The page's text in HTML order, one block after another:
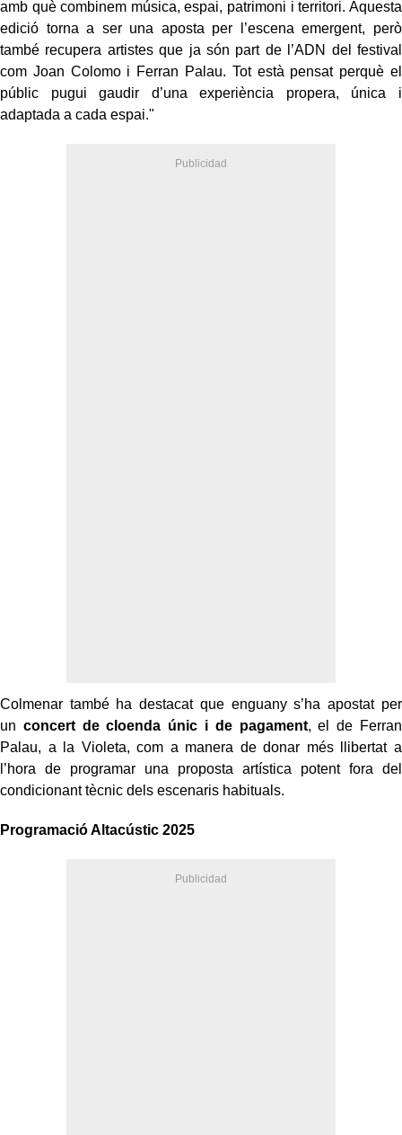
amb què combinem música, espai, patrimoni i territori. Aquesta
edició torna a ser una aposta per l’escena emergent, però
també recupera artistes que ja són part de l’ADN del festival
com Joan Colomo i Ferran Palau. Tot està pensat perquè el
públic pugui gaudir d’una experiència propera, única i
adaptada a cada espai."
Colmenar també ha destacat que enguany s’ha apostat per
un concert de cloenda únic i de pagament, el de Ferran
Palau, a la Violeta, com a manera de donar més llibertat a
l’hora de programar una proposta artística potent fora del
condicionant tècnic dels escenaris habituals.
Programació Altacústic 2025